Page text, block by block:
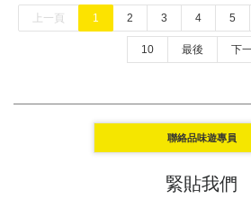
上一頁 1 2 3 4 5
10 最後 下
聯絡品味遊專員
緊貼我們